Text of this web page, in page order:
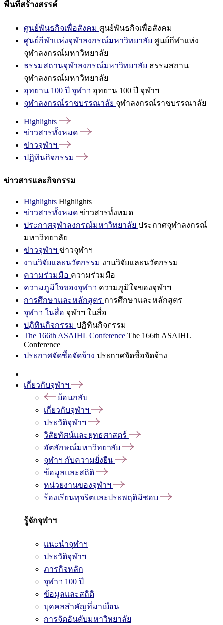
พื้นที่สร้างสรรค์
ศูนย์พันธกิจเพื่อสังคม ศูนย์พันธกิจเพื่อสังคม
ศูนย์กีฬาแห่งจุฬาลงกรณ์มหาวิทยาลัย ศูนย์กีฬาแห่ง
จุฬาลงกรณ์มหาวิทยาลัย
ธรรมสถานจุฬาลงกรณ์มหาวิทยาลัย ธรรมสถาน
จุฬาลงกรณ์มหาวิทยาลัย
อุทยาน 100 ปี จุฬาฯ อุทยาน 100 ปี จุฬาฯ
จุฬาลงกรณ์ราชบรรณาลัย จุฬาลงกรณ์ราชบรรณาลัย
Highlights
ข่าวสารทั้งหมด
ข่าวจุฬาฯ
ปฏิทินกิจกรรม
ข่าวสารและกิจกรรม
Highlights Highlights
ข่าวสารทั้งหมด ข่าวสารทั้งหมด
ประกาศจุฬาลงกรณ์มหาวิทยาลัย ประกาศจุฬาลงกรณ์
มหาวิทยาลัย
ข่าวจุฬาฯ ข่าวจุฬาฯ
งานวิจัยและนวัตกรรม งานวิจัยและนวัตกรรม
ความร่วมมือ ความร่วมมือ
ความภูมิใจของจุฬาฯ ความภูมิใจของจุฬาฯ
การศึกษาและหลักสูตร การศึกษาและหลักสูตร
จุฬาฯ ในสื่อ จุฬาฯ ในสื่อ
ปฏิทินกิจกรรม ปฏิทินกิจกรรม
The 166th ASAIHL Conference The 166th ASAIHL
Conference
ประกาศจัดซื้อจัดจ้าง ประกาศจัดซื้อจัดจ้าง
เกี่ยวกับจุฬาฯ
ย้อนกลับ
เกี่ยวกับจุฬาฯ
ประวัติจุฬาฯ
วิสัยทัศน์และยุทธศาสตร์
อัตลักษณ์มหาวิทยาลัย
จุฬาฯ กับความยั่งยืน
ข้อมูลและสถิติ
หน่วยงานของจุฬาฯ
ร้องเรียนทุจริตและประพฤติมิชอบ
รู้จักจุฬาฯ
แนะนำจุฬาฯ
ประวัติจุฬาฯ
ภารกิจหลัก
จุฬาฯ 100 ปี
ข้อมูลและสถิติ
บุคคลสำคัญที่มาเยือน
การจัดอันดับมหาวิทยาลัย